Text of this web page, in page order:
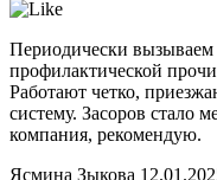
Периодически вызываем
профилактической
Работают четко,
систему. Засоров стало
компания, рекомендую.
Ясмина Зыкова